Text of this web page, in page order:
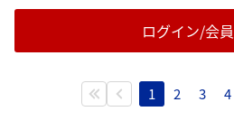
ログイン/会
1 2 3 4